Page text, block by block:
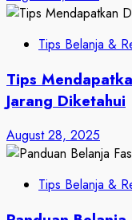
Tips Belanja &
Tips
Jarang Diketahui
August 28, 2025
Tips Belanja &